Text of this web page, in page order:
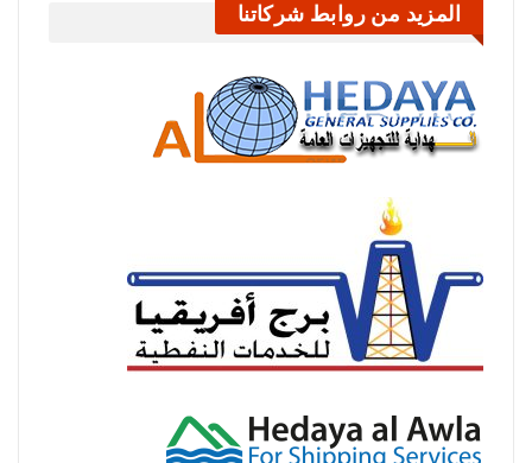
المزيد من روابط شركاتنا